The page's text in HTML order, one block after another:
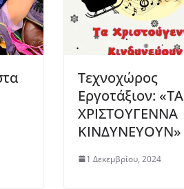
Τεχνοχώρος
Εργοτάξιον: «ΤΑ
ΧΡΙΣΤΟΥΓΕΝΝΑ
ΚΙΝΔΥΝΕΥΟΥΝ»
1 Δεκεμβρίου, 2024